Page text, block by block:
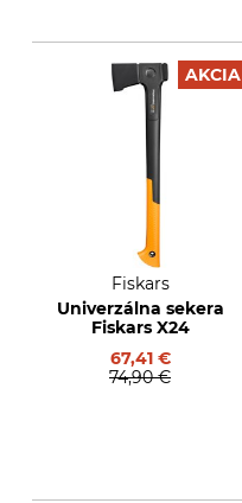
AKCIA
Fiskars
Univerzálna sekera
Fiskars X24
67,41 €
74,90 €